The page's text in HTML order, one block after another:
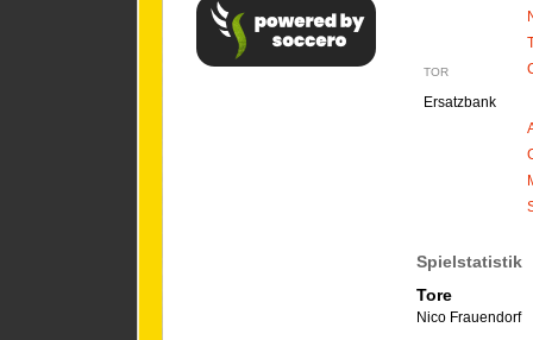
TOR
Ersatzbank
Spielstatistik
Tore
Nico Frauendorf